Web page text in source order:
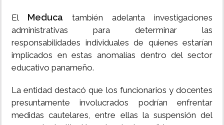
El Meduca también adelanta investigaciones
administrativas para determinar las
responsabilidades individuales de quienes estarían
implicados en estas anomalías dentro del sector
educativo panameño.
La entidad destacó que los funcionarios y docentes
presuntamente involucrados podrían enfrentar
medidas cautelares, entre ellas la suspensión del